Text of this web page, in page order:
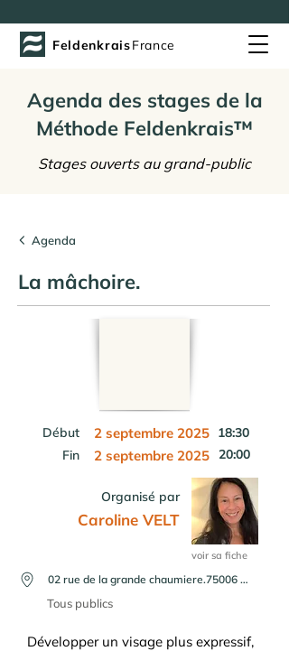
FeldenkraisFrance
Agenda des stages de la
Méthode Feldenkrais™
Stages ouverts au grand-public
Agenda
La mâchoire.
Début 2 septembre 2025 18:30
Fin
2 septembre 2025 20:00
Organisé par
Caroline VELT
voir sa fiche
02 rue de la grande chaumiere.75006 Paris
Tous publics
Développer un visage plus expressif,